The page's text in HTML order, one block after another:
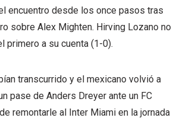
encuentro desde los once pasos tras
sobre Alex Mighten. Hirving Lozano no
primero a su cuenta (1-0).
transcurrido y el mexicano volvió a
pase de Anders Dreyer ante un FC
remontarle al Inter Miami en la jornada